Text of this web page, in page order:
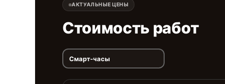
АКТУАЛЬНЫЕ ЦЕНЫ
Стоимость работ
Смарт-часы